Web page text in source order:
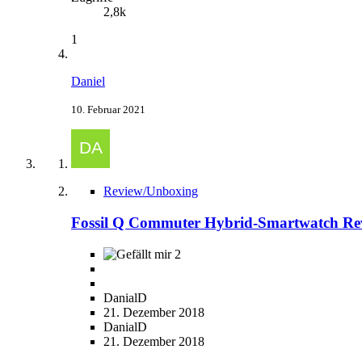
2,8k
1
Daniel
10. Februar 2021
Review/Unboxing
Fossil Q Commuter Hybrid-Smartwatch
2
DanialD
21. Dezember 2018
DanialD
21. Dezember 2018